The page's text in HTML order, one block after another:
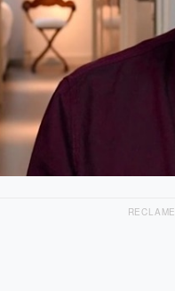
RECLAME